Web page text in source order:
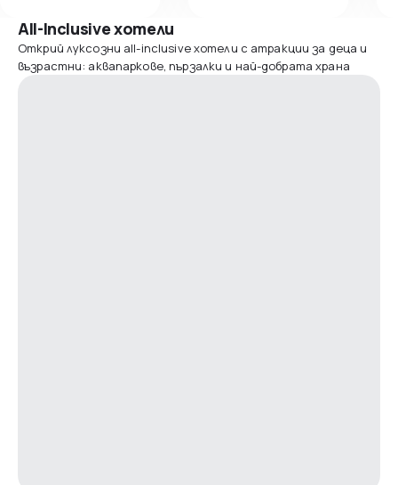
All-Inclusive хотели
Открий луксозни all-inclusive хотели с атракции за деца и
възрастни: аквапаркове, пързалки и най-добрата храна